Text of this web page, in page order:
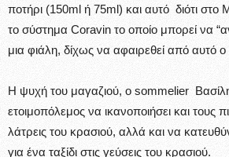
ποτήρι (150ml ή 75ml) και αυτό διότι στο
το σύστημα Coravin το οποίο μπορεί να
μια φιάλη, δίχως να αφαιρεθεί από αυτό
Η ψυχή του μαγαζιού, ο sommelier
ετοιμοπόλεμος να ικανοποιήσει και τους
λάτρεις του κρασιού, αλλά και να
για ένα ταξίδι στις γεύσεις του κρασιού.